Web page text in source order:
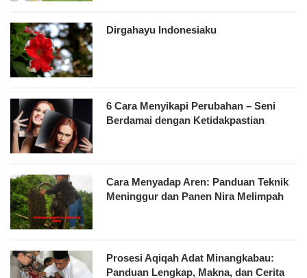
Dirgahayu Indonesiaku
6 Cara Menyikapi Perubahan – Seni
Berdamai dengan Ketidakpastian
Cara Menyadap Aren: Panduan Teknik
Meninggur dan Panen Nira Melimpah
Prosesi Aqiqah Adat Minangkabau:
Panduan Lengkap, Makna, dan Cerita